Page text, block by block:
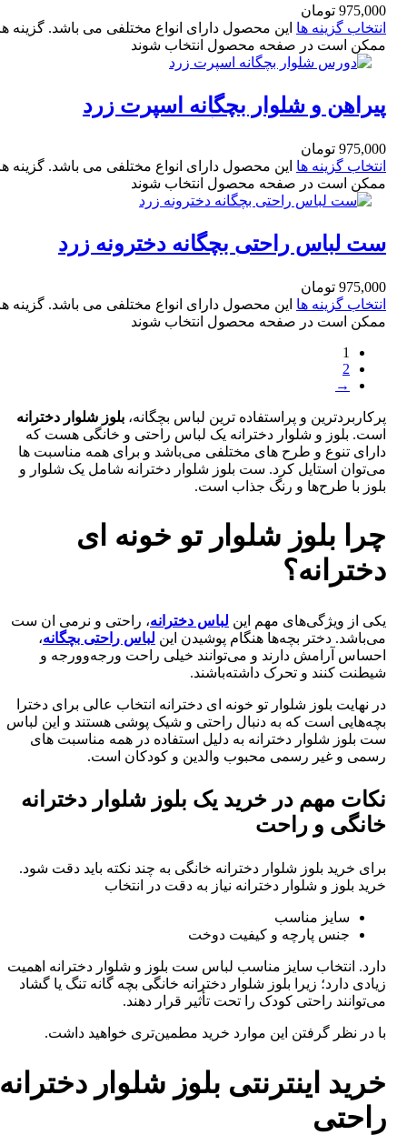
975,000 تومان
انتخاب گزینه ها این محصول دارای انواع مختلفی می باشد. گزینه
ممکن است در صفحه محصول انتخاب شوند
پیراهن و شلوار بچگانه اسپرت زرد
975,000 تومان
انتخاب گزینه ها این محصول دارای انواع مختلفی می باشد. گزینه
ممکن است در صفحه محصول انتخاب شوند
ست لباس راحتی بچگانه دخترونه زرد
975,000 تومان
انتخاب گزینه ها این محصول دارای انواع مختلفی می باشد. گزینه
ممکن است در صفحه محصول انتخاب شوند
1
2
→
پرکاربردترین و پراستفاده ترین لباس بچگانه، بلوز شلوار دخترانه
است. بلوز و شلوار دخترانه یک لباس راحتی و خانگی هست که
دارای تنوع و طرح های مختلفی می‌باشد و برای همه مناسبت ها
می‌توان استایل کرد. ست بلوز شلوار دخترانه شامل یک شلوار و
بلوز با طرح‌ها و رنگ جذاب است.
چرا بلوز شلوار تو خونه ای
دخترانه؟
یکی از ویژگی‌های مهم این لباس دخترانه، راحتی و نرمی ان ست
می‌باشد. دختر بچه‌ها هنگام پوشیدن این لباس راحتی بچگانه،
احساس آرامش دارند و می‌توانند خیلی راحت ورجه‌وورجه و
شیطنت کنند و تحرک داشته‌باشند.
در نهایت بلوز شلوار تو خونه ای دخترانه انتخاب عالی برای دخترا
بچه‌هایی است که به دنبال راحتی و شیک پوشی هستند و این لباس
ست بلوز شلوار دخترانه به دلیل استفاده در همه مناسبت های
رسمی و غیر رسمی محبوب والدین و کودکان است.
نکات مهم در خرید یک بلوز شلوار دخترانه
خانگی و راحت
برای خرید بلوز شلوار دخترانه خانگی به چند نکته باید دقت شود.
خرید بلوز و شلوار دخترانه نیاز به دقت در انتخاب
سایز مناسب
جنس پارچه و کیفیت دوخت
دارد. انتخاب سایز مناسب لباس ست بلوز و شلوار دخترانه اهمیت
زیادی دارد؛ زیرا بلوز شلوار دخترانه خانگی بچه گانه تنگ یا گشاد
می‌توانند راحتی کودک را تحت تأثیر قرار دهند.
با در نظر گرفتن این موارد خرید مطمین‌تری خواهید داشت.
خرید اینترنتی بلوز شلوار دخترانه
راحتی